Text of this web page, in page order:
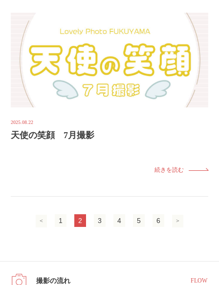
2025.08.22
天使の笑顔 7月撮影
続きを読む
< 1 2 3 4 5 6 >
撮影の流れ FLOW